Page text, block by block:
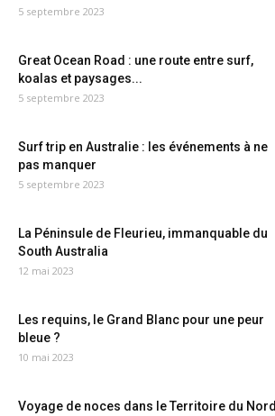
5 septembre 2023
Great Ocean Road : une route entre surf,
koalas et paysages...
5 septembre 2023
Surf trip en Australie : les événements à ne
pas manquer
5 septembre 2023
La Péninsule de Fleurieu, immanquable du
South Australia
12 mai 2023
Les requins, le Grand Blanc pour une peur
bleue ?
10 mai 2023
Voyage de noces dans le Territoire du Nord